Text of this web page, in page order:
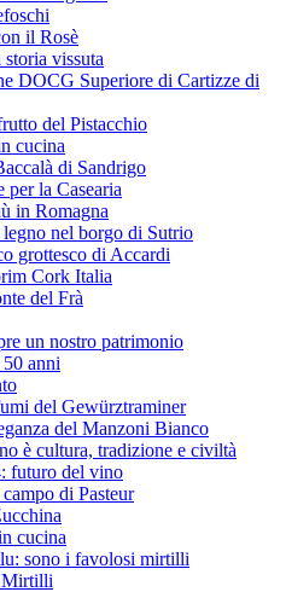
il Rosè
vissuta
DOCG Superiore di Cartizze di
del Pistacchio
cucina
di Sandrigo
per la Casearia
in Romagna
nel borgo di Sutrio
grottesco di Accardi
Cork Italia
del Frà
un nostro patrimonio
anni
del Gewürztraminer
del Manzoni Bianco
è cultura, tradizione e civiltà
futuro del vino
di Pasteur
cucina
sono i favolosi mirtilli
Mirtilli